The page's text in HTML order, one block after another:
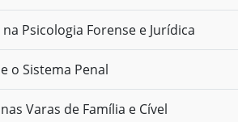
Psicologia Forense e Jurídica
o Sistema Penal
Varas de Família e Cível